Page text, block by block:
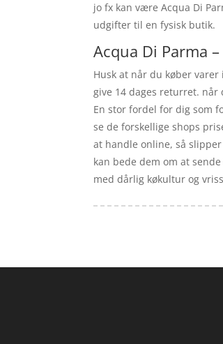
jo fx kan være Acqua Di
udgifter til en fysisk butik.
Acqua Di Parma
Husk at når du køber
give 14 dages returret.
En stor fordel for dig som
se de forskellige shops
at handle online, så
kan bede dem om at
med dårlig køkultur og